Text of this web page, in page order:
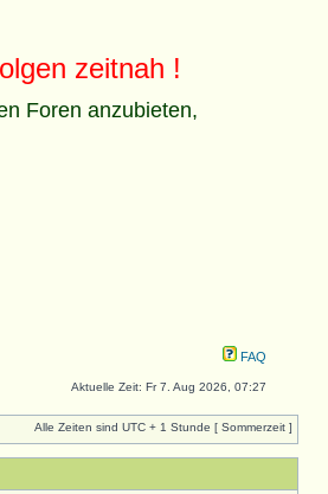
zeitnah !
Foren anzubieten,
FAQ
Aktuelle Zeit: Fr 7. Aug 2026, 07:27
Alle Zeiten sind UTC + 1 Stunde [ Sommerzeit ]